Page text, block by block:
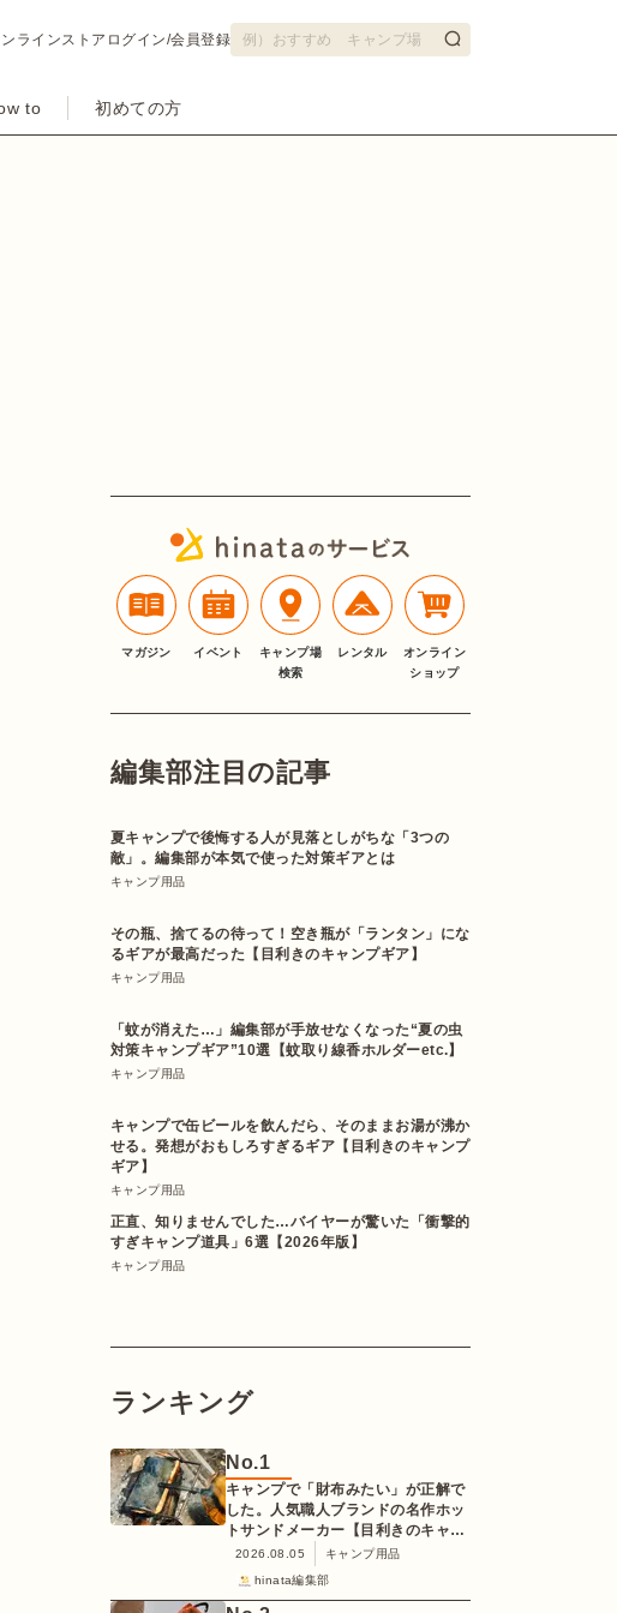
ラインストア ログイン/会員登録
to 初めての方
マガジン イベント
キャンプ場
検索
レンタル
オンライン
ショップ
編集部注目の記事
夏キャンプで後悔する人が見落としがちな「3つの
敵」。編集部が本気で使った対策ギアとは
キャンプ用品
その瓶、捨てるの待って！空き瓶が「ランタン」にな
るギアが最高だった【目利きのキャンプギア】
キャンプ用品
「蚊が消えた…」編集部が手放せなくなった“夏の虫
対策キャンプギア”10選【蚊取り線香ホルダーetc.】
キャンプ用品
キャンプで缶ビールを飲んだら、そのままお湯が沸か
せる。発想がおもしろすぎるギア【目利きのキャンプ
ギア】
キャンプ用品
正直、知りませんでした…バイヤーが驚いた「衝撃的
すぎキャンプ道具」6選【2026年版】
キャンプ用品
ランキング
No.1
キャンプで「財布みたい」が正解で
した。人気職人ブランドの名作ホッ
トサンドメーカー【目利きのキャン
プギア】
2026.08.05
キャンプ用品
hinata編集部